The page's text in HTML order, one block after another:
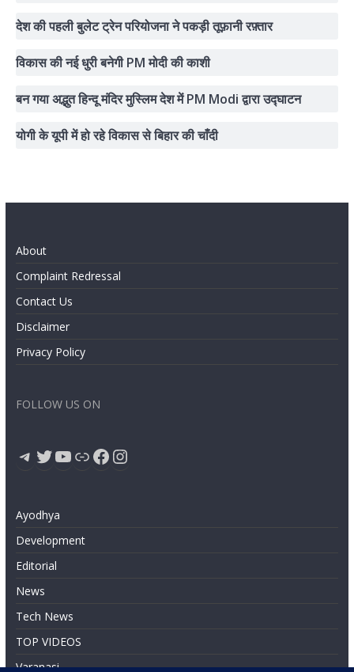
देश की पहली बुलेट ट्रेन परियोजना ने पकड़ी तूफ़ानी रफ़्तार
विकास की नई धुरी बनेगी PM मोदी की काशी
बन गया अद्भुत हिन्दू मंदिर मुस्लिम देश में PM Modi द्वारा उद्घाटन
योगी के यूपी में हो रहे विकास से बिहार की चाँदी
About
Complaint Redressal
Contact Us
Disclaimer
Privacy Policy
FOLLOW US ON
Telegram
Twitter
YouTube
LinkFacebook
Instagram
Ayodhya
Development
Editorial
News
Tech News
TOP VIDEOS
Varanasi